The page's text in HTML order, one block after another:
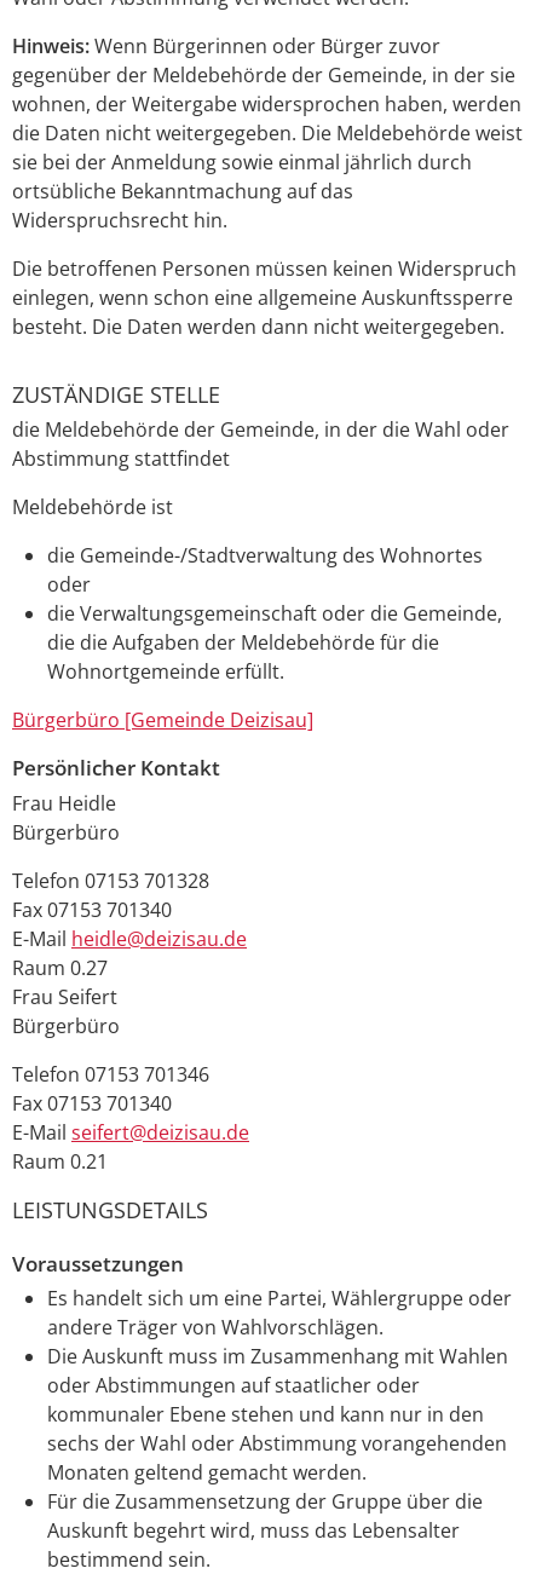
Hinweis:Wenn Bürgerinnen oder Bürger zuvor
gegenüber der Meldebehörde der Gemeinde, in der sie
wohnen, der Weitergabe widersprochen haben, werden
die Daten nicht weitergegeben. Die Meldebehörde weist
sie bei der Anmeldung sowie einmal jährlich durch
ortsübliche Bekanntmachung auf das
Widerspruchsrecht hin.
Die betroffenen Personen müssen keinen Widerspruch
einlegen, wenn schon eine allgemeine Auskunftssperre
besteht. Die Daten werden dann nicht weitergegeben.
ZUSTÄNDIGE STELLE
die Meldebehörde der Gemeinde, in der die Wahl oder
Abstimmung stattfindet
Meldebehörde ist
die Gemeinde-/Stadtverwaltung des Wohnortes
oder
die Verwaltungsgemeinschaft oder die Gemeinde,
die die Aufgaben der Meldebehörde für die
Wohnortgemeinde erfüllt.
Bürgerbüro [Gemeinde Deizisau]
Persönlicher Kontakt
Frau Heidle
Bürgerbüro
Telefon 07153 701328
Fax07153 701340
E-Mail heidle@deizisau.de
Raum 0.27
Frau Seifert
Bürgerbüro
Telefon 07153 701346
Fax07153 701340
E-Mail seifert@deizisau.de
Raum 0.21
LEISTUNGSDETAILS
Voraussetzungen
Es handelt sich um eine Partei, Wählergruppe oder
andere Träger von Wahlvorschlägen.
Die Auskunft muss im Zusammenhang mit Wahlen
oder Abstimmungen auf staatlicher oder
kommunaler Ebene stehen und kann nur in den
sechs der Wahl oder Abstimmung vorangehenden
Monaten geltend gemacht werden.
Für die Zusammensetzung der Gruppe über die
Auskunft begehrt wird, muss das Lebensalter
bestimmend sein.